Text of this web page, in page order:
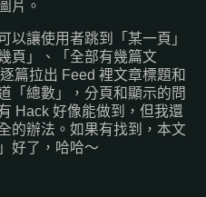
片。
以讓使用者跳到「某一頁」
頁」、「全部有幾篇文
篇拉出 Feed 裡文章標題和
「總數」，分頁和顯示的問
Hack 好像能做到，但我還
的辦法。如果有找到，本文
好了，哈哈～